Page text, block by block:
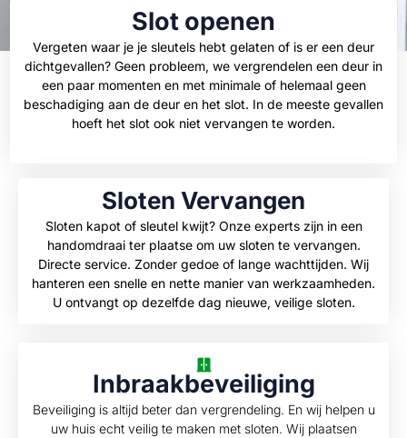
Slot openen
Vergeten waar je je sleutels hebt gelaten of is er een deur
dichtgevallen? Geen probleem, we vergrendelen een deur in
een paar momenten en met minimale of helemaal geen
beschadiging aan de deur en het slot. In de meeste gevallen
hoeft het slot ook niet vervangen te worden.
Sloten Vervangen
Sloten kapot of sleutel kwijt? Onze experts zijn in een
handomdraai ter plaatse om uw sloten te vervangen.
Directe service. Zonder gedoe of lange wachttijden. Wij
hanteren een snelle en nette manier van werkzaamheden.
U ontvangt op dezelfde dag nieuwe, veilige sloten.
Inbraakbeveiliging
Beveiliging is altijd beter dan vergrendeling. En wij helpen u
uw huis echt veilig te maken met sloten. Wij plaatsen